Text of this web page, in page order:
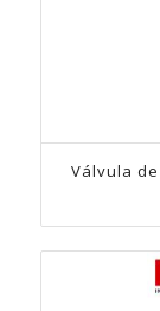
Válvula de